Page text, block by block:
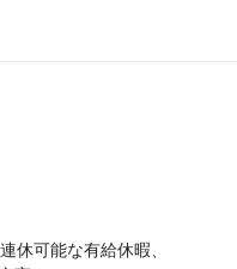
休可能な有給休暇、